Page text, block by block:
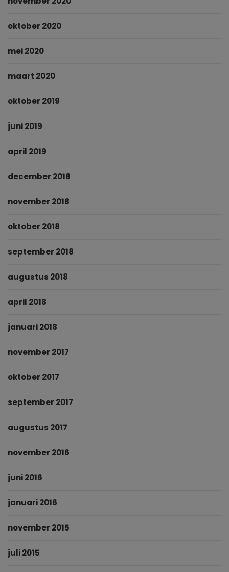
oktober 2020
mei 2020
maart 2020
oktober 2019
juni 2019
april 2019
december 2018
november 2018
oktober 2018
september 2018
augustus 2018
april 2018
januari 2018
november 2017
oktober 2017
september 2017
augustus 2017
november 2016
juni 2016
januari 2016
november 2015
juli 2015